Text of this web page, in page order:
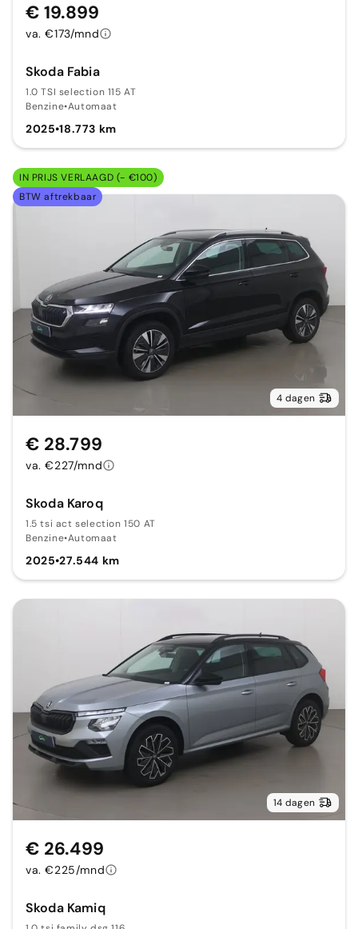
Skoda Fabia
1.0 TSI selection 115 AT
Benzine•Automaat
2025•18.773 km
€ 19.899
va. €173/mnd
IN PRIJS VERLAAGD (- €100)
BTW aftrekbaar
4 dagen
Skoda Karoq
1.5 tsi act selection 150 AT
Benzine•Automaat
2025•27.544 km
€ 28.799
va. €227/mnd
14 dagen
Skoda Kamiq
€ 26.499
va. €225/mnd